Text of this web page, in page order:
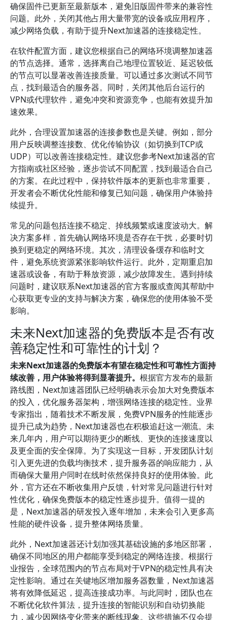
确保固件已更新至最新版本，避免旧版固件带来的兼容性
问题。此外，关闭其他占用大量带宽的设备或应用程序，
减少网络负载，有助于提升Next加速器的连接稳定性。
在软件配置方面，建议您根据自己的网络环境调整加速器
的节点选择。通常，选择离自己地理位置较近、延迟较低
的节点可以显著改善连接质量。可以通过多次测试不同节
点，找到最适合的服务器。同时，关闭其他后台运行的
VPN或代理软件，避免冲突和资源竞争，也能有效提升加
速效果。
此外，合理设置加速器的连接参数也是关键。例如，部分
用户反映调整连接数、优化传输协议（如切换到TCP或
UDP）可以改善连接稳定性。建议您参考Next加速器的官
方指南或社区经验，逐步尝试不同配置，找到最适合自己
的方案。在此过程中，保持软件版本的更新也非常重要，
开发者会不断优化性能和修复已知问题，确保用户体验持
续提升。
常见的问题包括连接不稳定、掉线频繁或速度波动大。解
决方案多样，首先确认网络环境是否存在干扰，必要时切
换到更稳定的网络环境。其次，清理设备缓存和临时文
件，避免系统资源紧张影响软件运行。此外，定期重启加
速器或设备，有助于释放资源，减少故障发生。遇到持续
问题时，建议联系Next加速器的官方客服或查阅其帮助中
心获取更专业的支持与解决方案，确保您的使用体验不受
影响。
未来Next加速器的免费版本是否有改
善稳定性和可靠性的计划？
未来Next加速器的免费版本有望在稳定性和可靠性方面持
续改善，用户体验将得到显著提升。 根据官方发布的最新
路线图，Next加速器团队已经明确表示会加大对免费版本
的投入，优化服务器架构，增强网络连接的稳定性。业界
专家指出，随着技术不断发展，免费VPN服务的性能逐步
提升已成为趋势，Next加速器也在积极追赶这一潮流。未
来几年内，用户可以期待更少的断线、更快的连接速度以
及更全面的安全保障。为了实现这一目标，开发团队计划
引入更先进的负载均衡技术，提升服务器的响应能力，从
而确保大量用户同时在线时依然保持良好的使用体验。此
外，官方还在不断收集用户反馈，针对常见问题进行针对
性优化，确保免费版本的稳定性逐步提升。值得一提的
是，Next加速器的研发投入逐年增加，未来会引入更多高
性能的硬件设备，提升整体网络质量。
此外，Next加速器还计划加强其基础设施的多地区部署，
确保不同地区的用户都能享受到稳定的网络连接。根据行
业报告，全球范围内的节点布局对于VPN的稳定性具有决
定性影响。通过在关键地区增加服务器数量，Next加速器
将有效降低延迟，提高连接成功率。与此同时，团队也在
不断优化软件算法，提升连接的智能识别和自动切换能
力，减少因网络变化带来的断线现象。这些措施不仅会提